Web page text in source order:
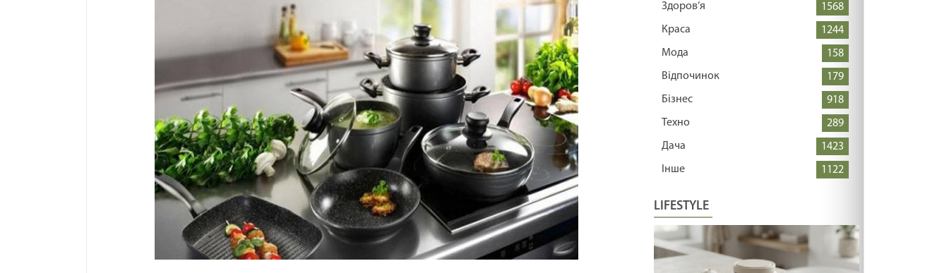
Здоров’я
1568
Краса
1244
Мода
158
Відпочинок
179
Бізнес
918
Техно
289
Дача
1423
Інше
1122
LIFESTYLE